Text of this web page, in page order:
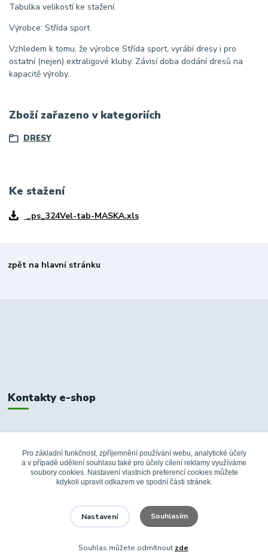
Tabulka velikostí ke stažení.
Výrobce: Střída sport
Vzhledem k tomu, že výrobce Střída sport, vyrábí dresy i pro
ostatní (nejen) extraligové kluby. Závisí doba dodání dresů na
kapacitě výroby.
Zboží zařazeno v kategoriích
DRESY
Ke stažení
_ps_324Vel-tab-MASKA.xls
zpět na hlavní stránku
Kontakty e-shop
+420 326 748 155
info@fanshopbkboleslav.cz
Pro základní funkčnost, zpříjemnění používání webu, analytické účely
a v případě udělení souhlasu také pro účely cílení reklamy využíváme
soubory cookies. Nastavení vlastních preferencí cookies můžete
kdykoli upravit odkazem ve spodní části stránek.
Nastavení Souhlasím
Souhlas můžete odmítnout zde.